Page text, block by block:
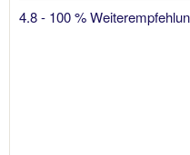
4.8 - 100 %